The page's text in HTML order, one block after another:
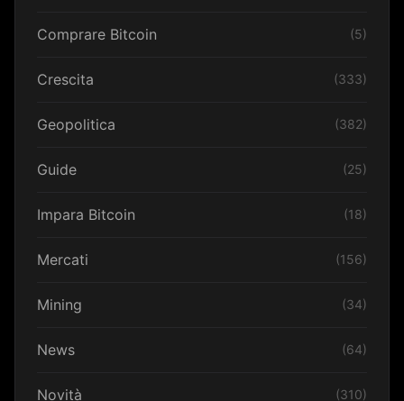
Comprare Bitcoin (5)
Crescita (333)
Geopolitica (382)
Guide (25)
Impara Bitcoin (18)
Mercati (156)
Mining (34)
News (64)
Novità (310)